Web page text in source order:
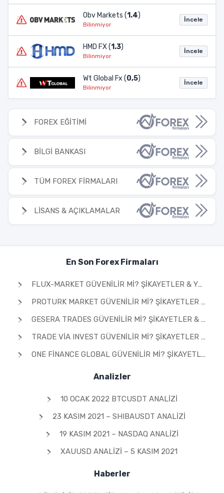
Obv Markets (1.4)
Bilinmiyor
İncele
HMD FX (1.3)
Bilinmiyor
İncele
Wt Global Fx (0,5)
Bilinmiyor
İncele
FOREX EĞİTİMİ
BİLGİ BANKASI
TÜM FOREX FİRMALARI
LİSANS & AÇIKLAMALAR
En Son Forex Firmaları
FLUX-MARKET GÜVENILIR MI? ŞIKAYETLER & YORUMLAR 2026
PROTURK MARKET GÜVENILIR MI? ŞIKAYETLER & YORUMLAR 2026
GESERA TRADES GÜVENILIR MI? ŞIKAYETLER & YORUMLAR 2026
TRADE VIA INVEST GÜVENILIR MI? ŞIKAYETLER & YORUMLAR 2026
ONE FINANCE GLOBAL GÜVENILIR MI? ŞIKAYETLER & YORUMLAR 2026
Analizler
10 OCAK 2022 BTCUSDT ANALIZI
23 KASIM 2021 – SHIBAUSDT ANALIZI
19 KASIM 2021 – NASDAQ ANALIZI
XAUUSD ANALIZI – 5 KASIM 2021
Haberler